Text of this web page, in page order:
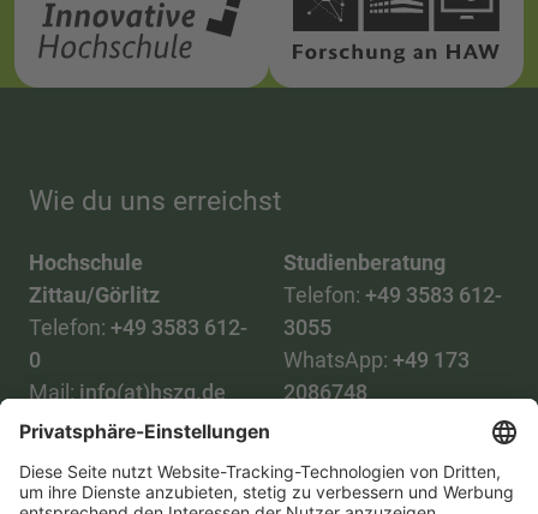
Wie du uns erreichst
Hochschule
Zittau/Görlitz
Telefon: +49 3583 612-
0
Mail: info(at)hszg.de
Studienberatung
Telefon: +49 3583 612-
3055
WhatsApp: +49 173
2086748